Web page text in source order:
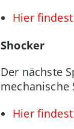
Hier
Shocker
Der nächste
mechanische
Hier